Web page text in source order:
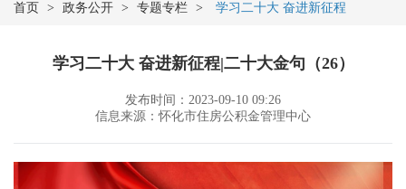
首页 > 政务公开 > 专题专栏 > 学习二十大 奋进新征程
学习二十大 奋进新征程|二十大金句（26）
发布时间：2023-09-10 09:26
信息来源：怀化市住房公积金管理中心